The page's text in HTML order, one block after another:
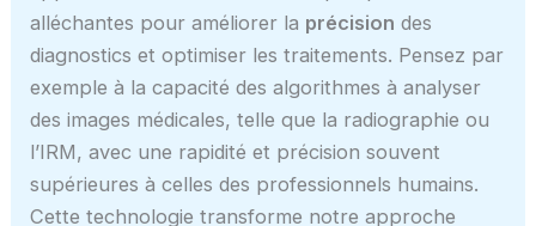
alléchantes pour améliorer la précision des
diagnostics et optimiser les traitements. Pensez par
exemple à la capacité des algorithmes à analyser
des images médicales, telle que la radiographie ou
l’IRM, avec une rapidité et précision souvent
supérieures à celles des professionnels humains.
Cette technologie transforme notre approche